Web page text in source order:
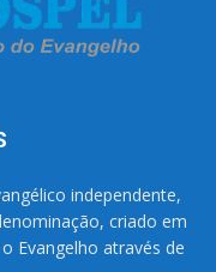
independente,
criado em
Evangelho através de